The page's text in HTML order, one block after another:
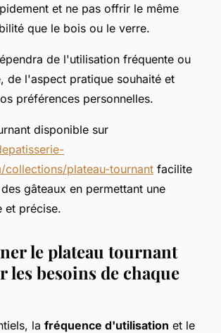
et ne pas offrir le même
que le bois ou le verre.
de l'utilisation fréquente ou
de l'aspect pratique souhaité et
préférences personnelles.
disponible sur
collections/plateau-tournant facilite
gâteaux en permettant une
et précise.
le plateau tournant
les besoins de chaque
la fréquence d'utilisation et le